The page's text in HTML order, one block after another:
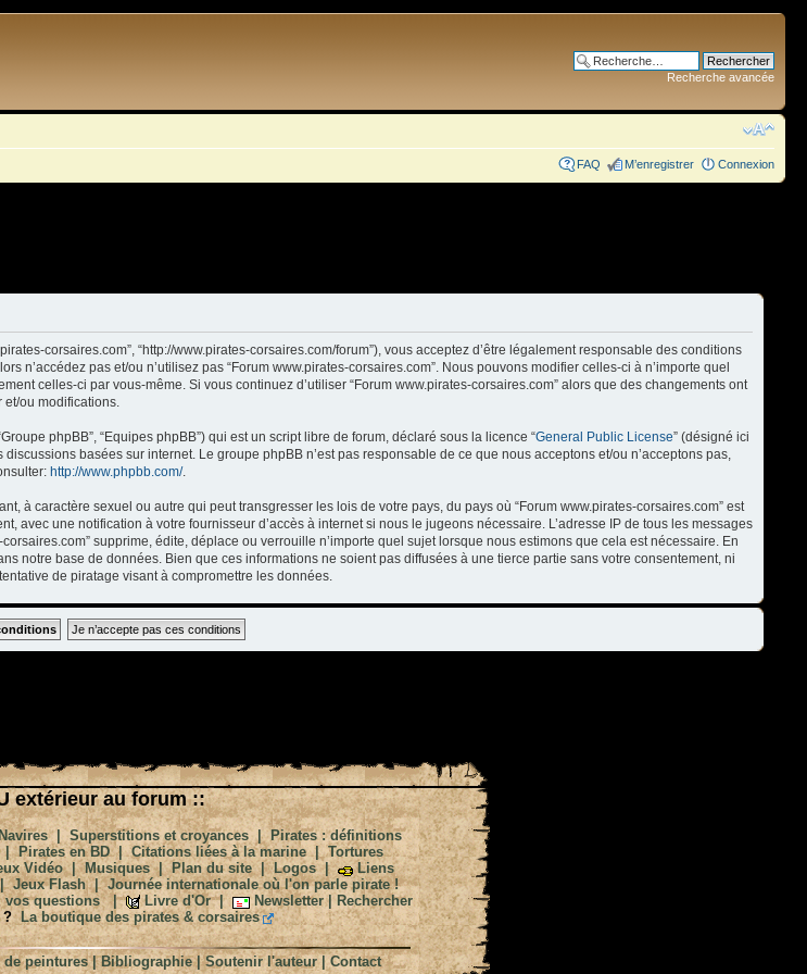
Recherche avancée
FAQ M’enregistrer Connexion
corsaires.com”, “http://www.pirates-corsaires.com/forum”), vous acceptez d’être légalement responsable des conditions
n’accédez pas et/ou n’utilisez pas “Forum www.pirates-corsaires.com”. Nous pouvons modifier celles-ci à n’importe quel
celles-ci par vous-même. Si vous continuez d’utiliser “Forum www.pirates-corsaires.com” alors que des changements ont
et/ou modifications.
phpBB”, “Equipes phpBB”) qui est un script libre de forum, déclaré sous la licence “General Public License” (désigné ici
basées sur internet. Le groupe phpBB n’est pas responsable de ce que nous acceptons et/ou n’acceptons pas,
http://www.phpbb.com/.
à caractère sexuel ou autre qui peut transgresser les lois de votre pays, du pays où “Forum www.pirates-corsaires.com” est
une notification à votre fournisseur d’accès à internet si nous le jugeons nécessaire. L’adresse IP de tous les messages
supprime, édite, déplace ou verrouille n’importe quel sujet lorsque nous estimons que cela est nécessaire. En
notre base de données. Bien que ces informations ne soient pas diffusées à une tierce partie sans votre consentement, ni
de piratage visant à compromettre les données.
extérieur au forum ::
|Superstitions et croyances|Pirates : définitions
Pirates en BD|Citations liées à la marine|Tortures
Vidéo|Musiques|Plan du site|Logos|
Liens
Jeux Flash|Journée internationale où l'on parle pirate !
vos questions| Livre d'Or| Newsletter| Rechercher
?
La boutique des pirates & corsaires
de peintures|Bibliographie|Soutenir l'auteur|Contact